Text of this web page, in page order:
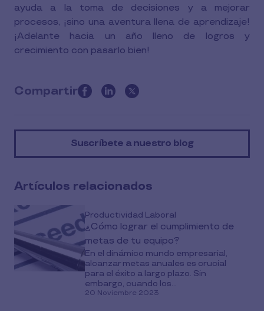
ayuda a la toma de decisiones y a mejorar
procesos, ¡sino una aventura llena de aprendizaje!
¡Adelante hacia un año lleno de logros y
crecimiento con pasarlo bien!
Compartir
this
on
Suscríbete a nuestro blog
Artículos relacionados
Productividad Laboral
¿Cómo lograr el cumplimiento de
metas de tu equipo?
En el dinámico mundo empresarial,
alcanzar metas anuales es crucial
para el éxito a largo plazo. Sin
embargo, cuando los...
20 Noviembre 2023